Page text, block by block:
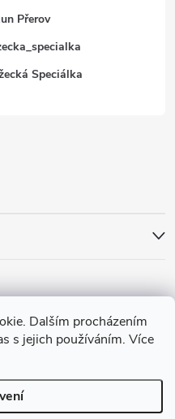
Dalším procházením
s jejich používáním. Více
Přerov
Speciálka